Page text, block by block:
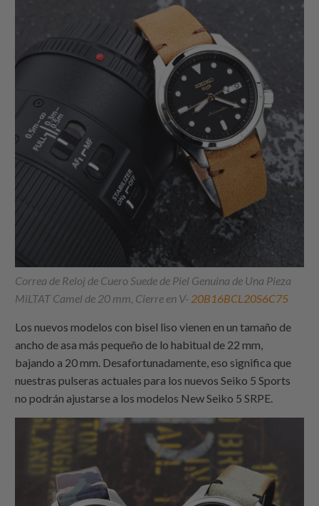
Correa de Reloj de Cuero Suede de Piel Genuina de Una Pieza
MiLTAT Camel de 20 mm, Cierre en V- 20B16BCL20S6C75
Los nuevos modelos con bisel liso vienen en un tamaño de
ancho de asa más pequeño de lo habitual de 22 mm,
bajando a 20 mm. Desafortunadamente, eso significa que
nuestras pulseras actuales para los nuevos Seiko 5 Sports
no podrán ajustarse a los modelos New Seiko 5 SRPE.